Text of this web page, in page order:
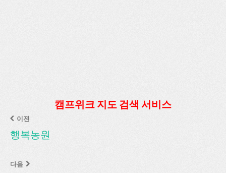
캠프위크 지도 검색 서비스
이전
행복농원
다음